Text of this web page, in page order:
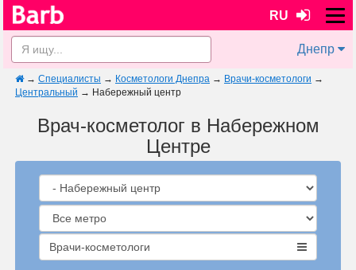
RU
Днепр
→ Специалисты → Косметологи Днепра → Врачи-косметологи →
Центральный → Набережный центр
Врач-косметолог в Набережном
Центре
Врачи-косметологи